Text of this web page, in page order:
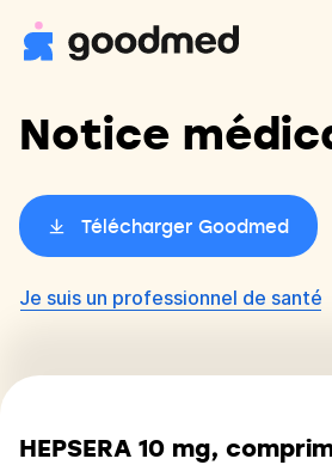
Notice
Télécharger Goodmed
Je suis un professionnel de santé
HEPSERA 10 mg,